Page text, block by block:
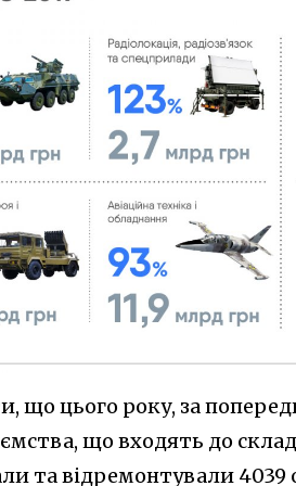
що цього року, за
що входять до
та відремонтували